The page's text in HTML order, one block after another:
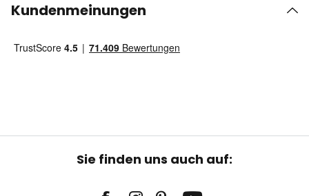
Kundenmeinungen
Sie finden uns auch auf: